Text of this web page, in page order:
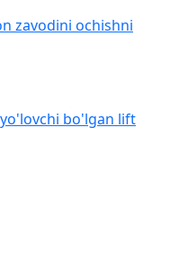
zavodini ochishni
bo'lgan lift